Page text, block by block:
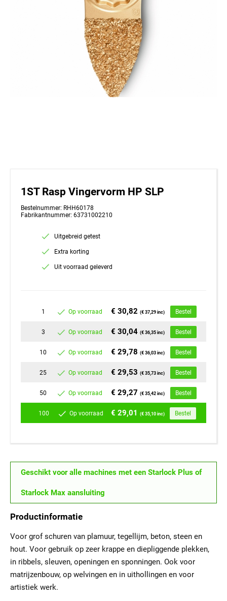
1ST Rasp Vingervorm HP SLP
Bestelnummer: RHH60178
Fabrikantnummer: 63731002210
Uitgebreid getest
Extra korting
Uit voorraad geleverd
1 Op voorraad € 30,82(€ 37,29 inc) Bestel
3 Op voorraad € 30,04(€ 36,35 inc) Bestel
10 Op voorraad € 29,78(€ 36,03 inc) Bestel
25 Op voorraad € 29,53(€ 35,73 inc) Bestel
50 Op voorraad € 29,27(€ 35,42 inc) Bestel
100 Op voorraad € 29,01(€ 35,10 inc) Bestel
Geschikt voor alle machines met een Starlock Plus of
Starlock Max aansluiting
Productinformatie
Voor grof schuren van plamuur, tegellijm, beton, steen en
hout. Voor gebruik op zeer krappe en diepliggende plekken,
in ribbels, sleuven, openingen en sponningen. Ook voor
matrijzenbouw, op welvingen en in uithollingen en voor
artistiek werk.